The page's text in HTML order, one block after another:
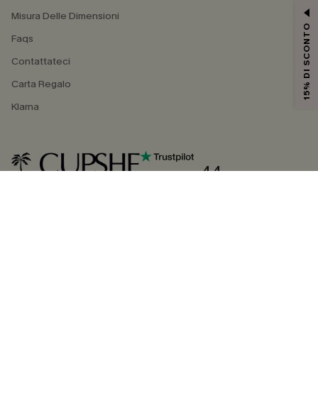
Misura Delle Dimensioni
Faqs
Contattateci
Carta Regalo
Klarna
4.4
15% DI SCONTO